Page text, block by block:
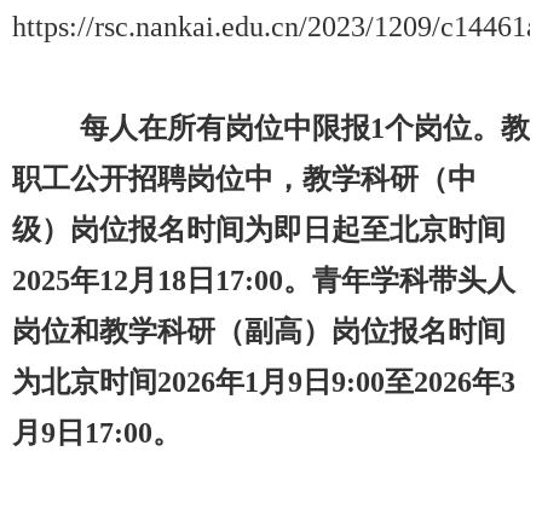
https://rsc.nankai.edu.cn/2023/1209/
每人在所有岗位中限报1个岗位。教
职工公开招聘岗位中 ，教学科研（中
级）岗位报名时间为即日起至北京时间
2025年12月 18 日 17:00。青年学科带头人
岗位和教学科研（副高）岗位报名时间
为北京时间2026年1 月 9 日 9:00至2026年3
月 9 日 17:00。